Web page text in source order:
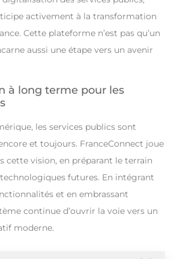
activement à la transformation
Cette plateforme n’est pas qu’un
aussi une étape vers un avenir
à long terme pour les
les services publics sont
et toujours. FranceConnect joue
cette vision, en préparant le terrain
futures. En intégrant
et en embrassant
continue d’ouvrir la voie vers un
moderne.